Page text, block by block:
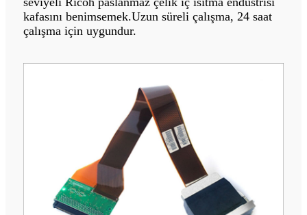
kafasını benimsemek.Uzun süreli çalışma, 24 saat
çalışma için uygundur.